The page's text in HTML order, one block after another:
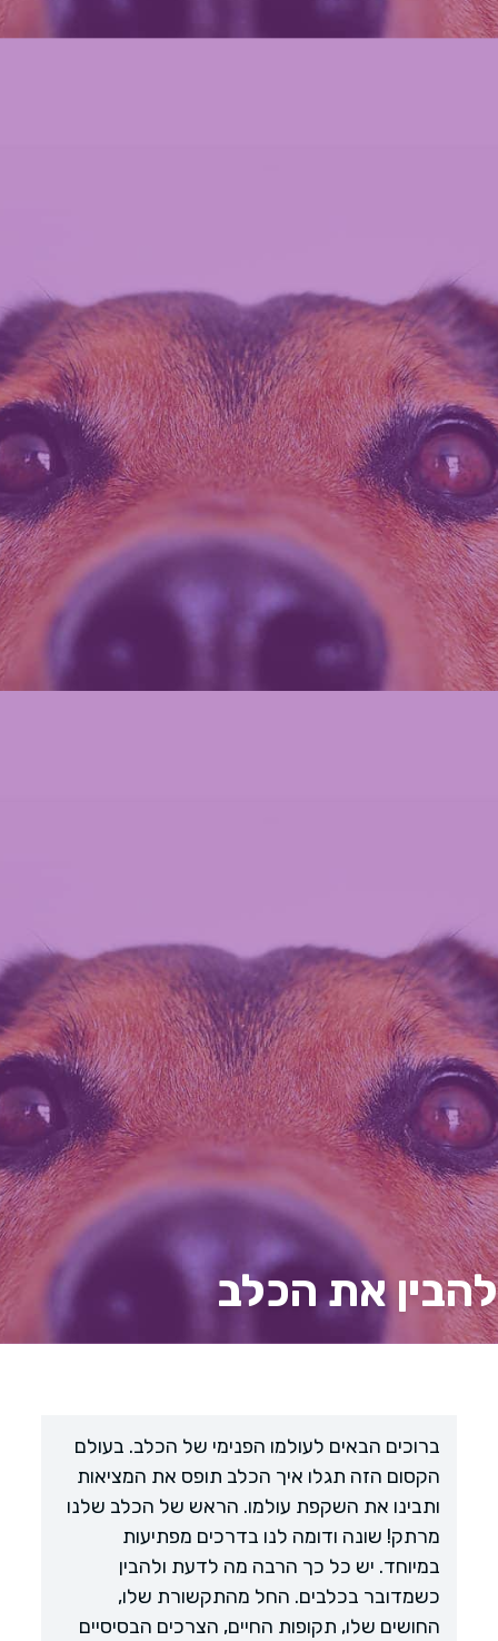
להבין את הכלב
ברוכים הבאים לעולמו הפנימי של הכלב. בעולם
הקסום הזה תגלו איך הכלב תופס את המציאות
ותבינו את השקפת עולמו. הראש של הכלב שלנו
מרתק! שונה ודומה לנו בדרכים מפתיעות
במיוחד. יש כל כך הרבה מה לדעת ולהבין
כשמדובר בכלבים. החל מהתקשורת שלו,
החושים שלו, תקופות החיים, הצרכים הבסיסיים